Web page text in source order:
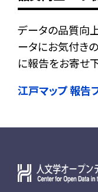
データの品質向
ータにお気付き
に報告をお寄せ
江戸マップ 報告